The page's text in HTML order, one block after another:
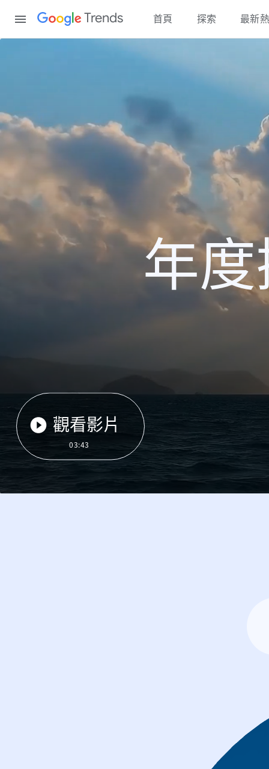
Trends 首頁 探索 最新
年
觀看影片
03:43